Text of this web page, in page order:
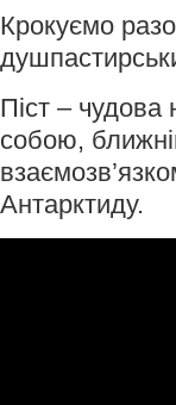
Крокуємо
Піст – чудова
собою,
Антарктиду.